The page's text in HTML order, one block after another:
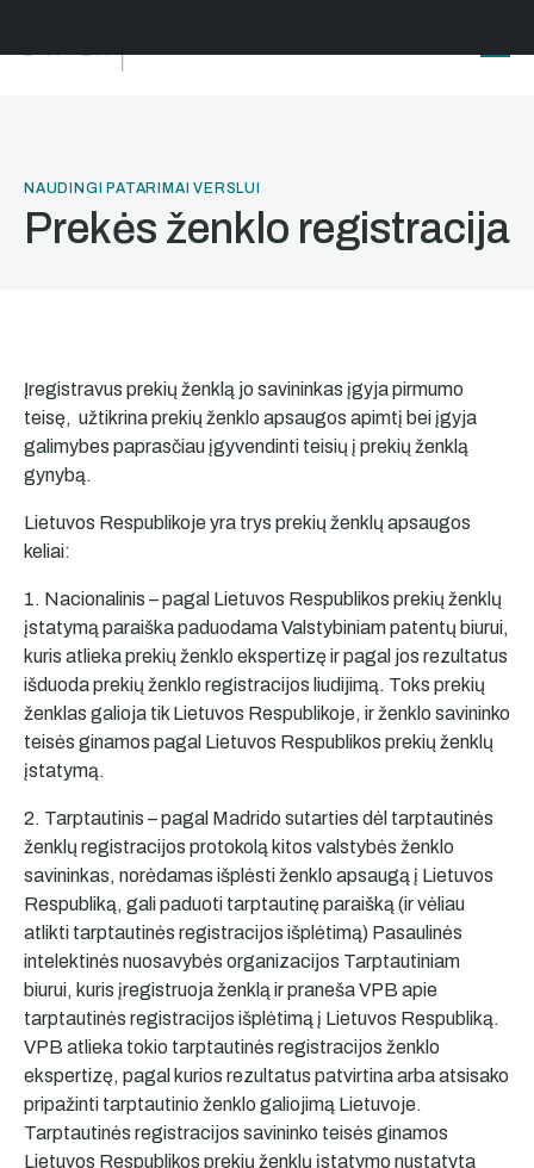
NAUDINGI PATARIMAI VERSLUI
Prekės ženklo registracija
Įregistravus prekių ženklą jo savininkas įgyja pirmumo
teisę, užtikrina prekių ženklo apsaugos apimtį bei įgyja
galimybes paprasčiau įgyvendinti teisių į prekių ženklą
gynybą.
Lietuvos Respublikoje yra trys prekių ženklų apsaugos
keliai:
1. Nacionalinis – pagal Lietuvos Respublikos prekių ženklų
įstatymą paraiška paduodama Valstybiniam patentų biurui,
kuris atlieka prekių ženklo ekspertizę ir pagal jos rezultatus
išduoda prekių ženklo registracijos liudijimą. Toks prekių
ženklas galioja tik Lietuvos Respublikoje, ir ženklo savininko
teisės ginamos pagal Lietuvos Respublikos prekių ženklų
įstatymą.
2. Tarptautinis – pagal Madrido sutarties dėl tarptautinės
ženklų registracijos protokolą kitos valstybės ženklo
savininkas, norėdamas išplėsti ženklo apsaugą į Lietuvos
Respubliką, gali paduoti tarptautinę paraišką (ir vėliau
atlikti tarptautinės registracijos išplėtimą) Pasaulinės
intelektinės nuosavybės organizacijos Tarptautiniam
biurui, kuris įregistruoja ženklą ir praneša VPB apie
tarptautinės registracijos išplėtimą į Lietuvos Respubliką.
VPB atlieka tokio tarptautinės registracijos ženklo
ekspertizę, pagal kurios rezultatus patvirtina arba atsisako
pripažinti tarptautinio ženklo galiojimą Lietuvoje.
Tarptautinės registracijos savininko teisės ginamos
Lietuvos Respublikos prekių ženklų įstatymo nustatyta